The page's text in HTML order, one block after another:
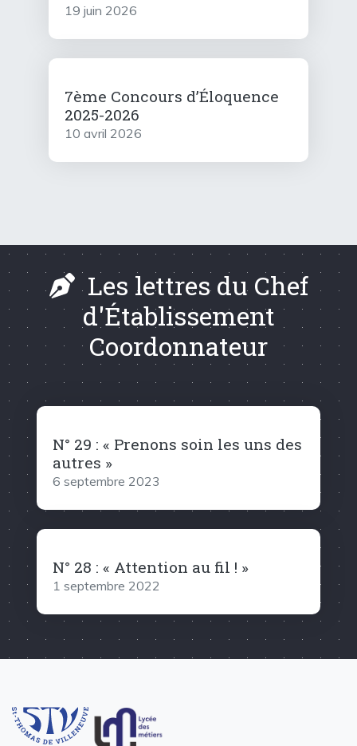
19 juin 2026
7ème Concours d’Éloquence
2025-2026
10 avril 2026
Les lettres du Chef
d'Établissement
Coordonnateur
N° 29 : « Prenons soin les uns des
autres »
6 septembre 2023
N° 28 : « Attention au fil ! »
1 septembre 2022